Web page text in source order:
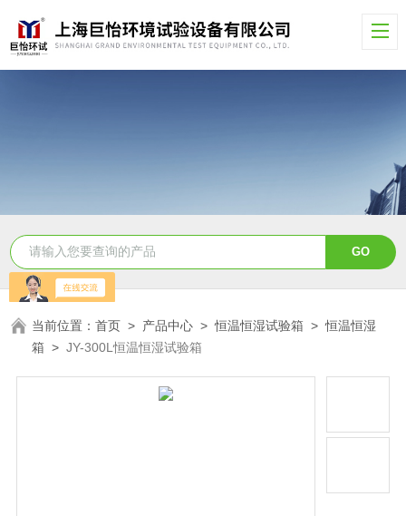
当前位置：首页 > 产品中心 >恒温恒湿试验箱 >恒温恒湿
箱 >JY-300L恒温恒湿试验箱